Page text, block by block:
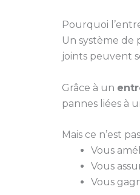
Pourquoi
Un système de
joints peuvent
Grâce à un
pannes liées à
Mais ce n’est
Vous
Vous
Vous